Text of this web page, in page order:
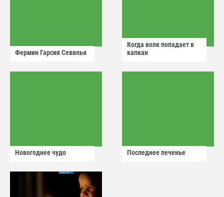
Фермин Гарсия Севилья
Когда волк попадает в
капкан
Новогоднее чудо Последнее печенье